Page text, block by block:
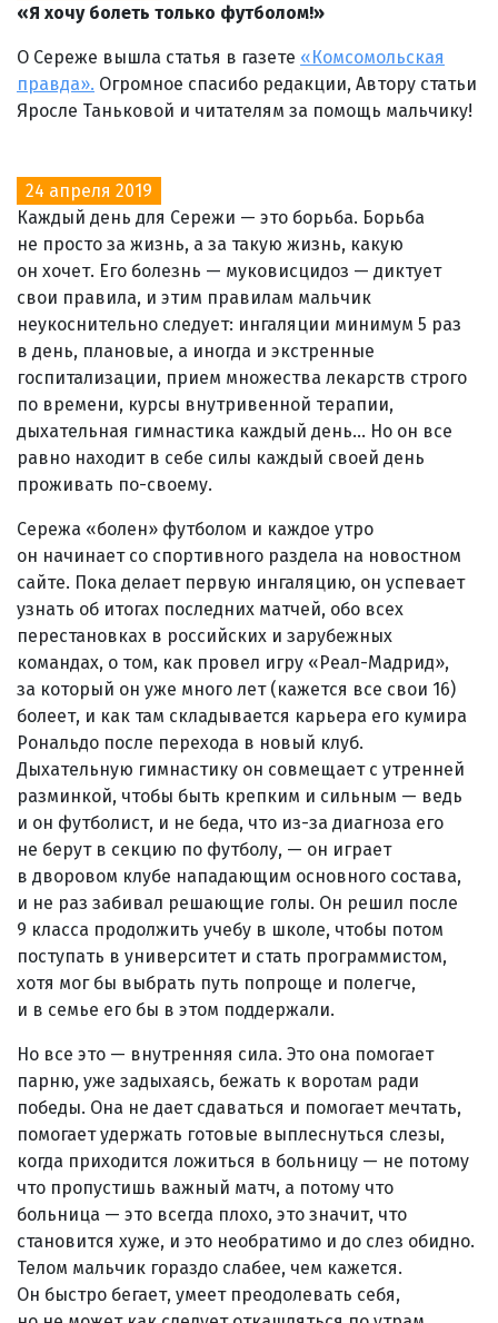
«Я хочу болеть только футболом!»
О Сереже вышла статья в газете «Комсомольская
правда». Огромное спасибо редакции, Автору статьи
Яросле Таньковой и читателям за помощь мальчику!
24 апреля 2019
Каждый день для Сережи — это борьба. Борьба
не просто за жизнь, а за такую жизнь, какую
он хочет. Его болезнь — муковисцидоз — диктует
свои правила, и этим правилам мальчик
неукоснительно следует: ингаляции минимум 5 раз
в день, плановые, а иногда и экстренные
госпитализации, прием множества лекарств строго
по времени, курсы внутривенной терапии,
дыхательная гимнастика каждый день... Но он все
равно находит в себе силы каждый своей день
проживать по-своему.
Сережа «болен» футболом и каждое утро
он начинает со спортивного раздела на новостном
сайте. Пока делает первую ингаляцию, он успевает
узнать об итогах последних матчей, обо всех
перестановках в российских и зарубежных
командах, о том, как провел игру «Реал-Мадрид»,
за который он уже много лет (кажется все свои 16)
болеет, и как там складывается карьера его кумира
Рональдо после перехода в новый клуб.
Дыхательную гимнастику он совмещает с утренней
разминкой, чтобы быть крепким и сильным — ведь
и он футболист, и не беда, что из-за диагноза его
не берут в секцию по футболу, — он играет
в дворовом клубе нападающим основного состава,
и не раз забивал решающие голы. Он решил после
9 класса продолжить учебу в школе, чтобы потом
поступать в университет и стать программистом,
хотя мог бы выбрать путь попроще и полегче,
и в семье его бы в этом поддержали.
Но все это — внутренняя сила. Это она помогает
парню, уже задыхаясь, бежать к воротам ради
победы. Она не дает сдаваться и помогает мечтать,
помогает удержать готовые выплеснуться слезы,
когда приходится ложиться в больницу — не потому
что пропустишь важный матч, а потому что
больница — это всегда плохо, это значит, что
становится хуже, и это необратимо и до слез обидно.
Телом мальчик гораздо слабее, чем кажется.
Он быстро бегает, умеет преодолевать себя,